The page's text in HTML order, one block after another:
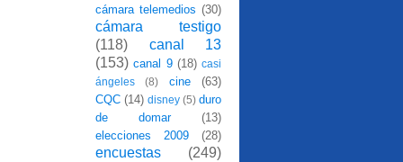
cámara telemedios (30)
cámara testigo
(118)
canal 13
(153) canal 9 (18) casi
ángeles
(8) cine
(63)
CQC (14) disney (5) duro
de domar
(13)
elecciones 2009
(28)
encuestas
(249)